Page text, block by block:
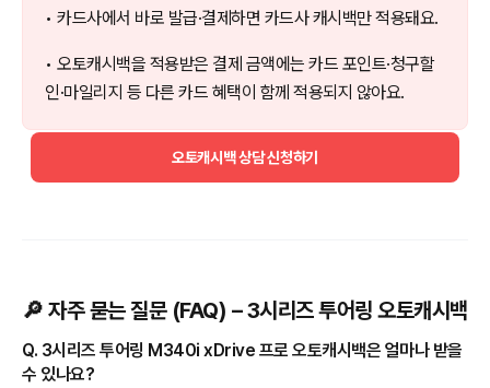
• 카드사에서 바로 발급·결제하면 카드사 캐시백만 적용돼요.
• 오토캐시백을 적용받은 결제 금액에는 카드 포인트·청구할
인·마일리지 등 다른 카드 혜택이 함께 적용되지 않아요.
오토캐시백 상담 신청하기
🔎 자주 묻는 질문 (FAQ) – 3시리즈 투어링 오토캐시백
Q. 3시리즈 투어링 M340i xDrive 프로 오토캐시백은 얼마나 받을
수 있나요?